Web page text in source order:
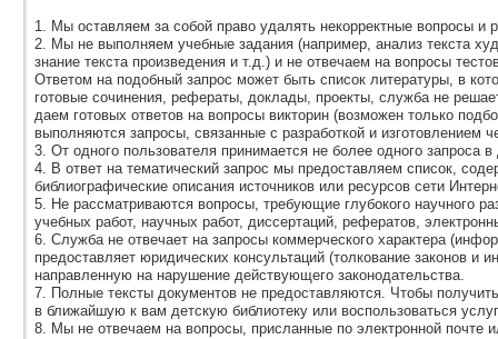
1. Мы оставляем за собой право удалять некорректные вопросы и
2. Мы не выполняем учебные задания (например, анализ текста
знание текста произведения и т.д.) и не отвечаем на вопросы
Ответом на подобный запрос может быть список литературы, в
готовые сочинения, рефераты, доклады, проекты, служба не
даем готовых ответов на вопросы викторин (возможен только
выполняются запросы, связанные с разработкой и изготовлением
3. От одного пользователя принимается не более одного запроса в
4. В ответ на тематический запрос мы предоставляем список,
библиографические описания источников или ресурсов сети
5. Не рассматриваются вопросы, требующие глубокого научного
учебных работ, научных работ, диссертаций, рефератов,
6. Служба не отвечает на запросы коммерческого характера
предоставляет юридических консультаций (толкование законов
направленную на нарушение действующего законодательства.
7. Полные тексты документов не предоставляются. Чтобы
в ближайшую к вам детскую библиотеку или воспользоваться
8. Мы не отвечаем на вопросы, присланные по электронной почте